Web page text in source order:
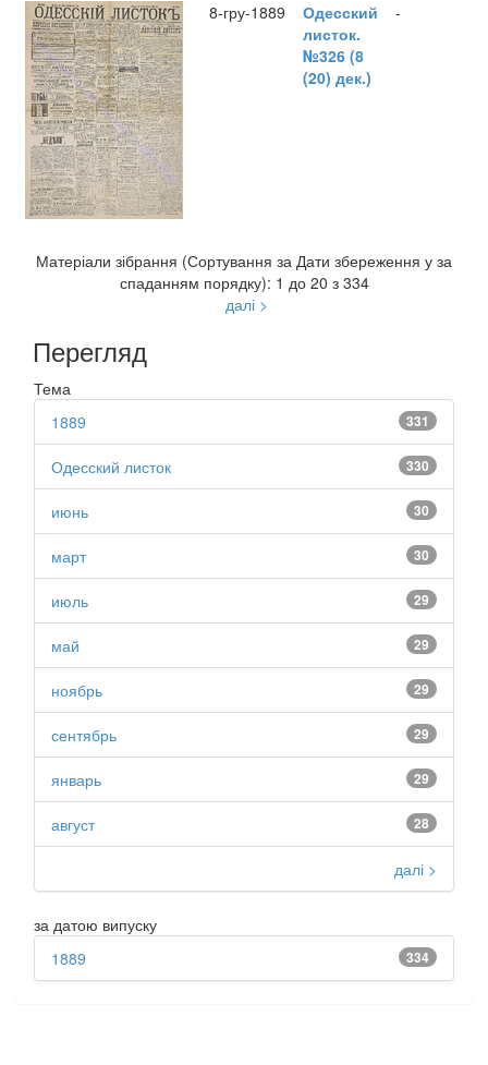
8-гру-1889
Одесский
листок.
№326 (8
(20) дек.)
-
Матеріали зібрання (Сортування за Дати збереження у за
спаданням порядку): 1 до 20 з 334
далі >
Перегляд
Тема
331
1889
330
Одесский листок
30
июнь
30
март
29
июль
29
май
29
ноябрь
29
сентябрь
29
январь
28
август
далі >
за датою випуску
334
1889